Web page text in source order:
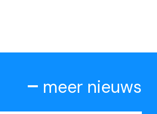
meer nieuws